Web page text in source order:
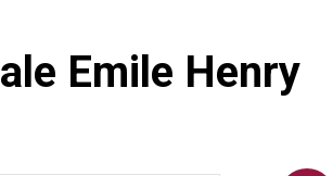
Emile Henry